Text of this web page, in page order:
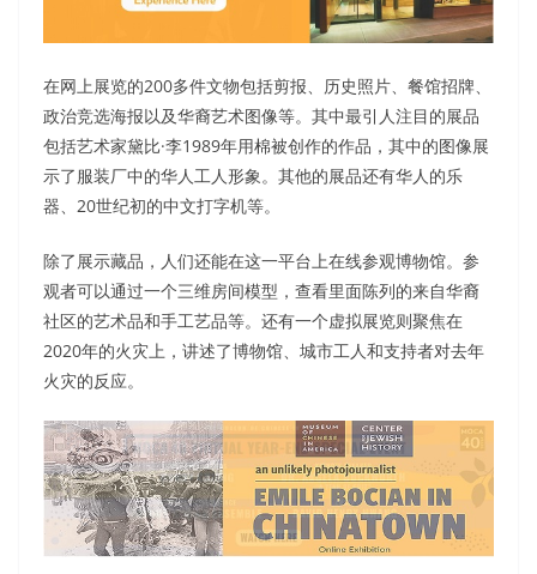
在网上展览的200多件文物包括剪报、历史照片、餐馆招牌、
政治竞选海报以及华裔艺术图像等。其中最引人注目的展品
包括艺术家黛比·李1989年用棉被创作的作品，其中的图像展
示了服装厂中的华人工人形象。其他的展品还有华人的乐
器、20世纪初的中文打字机等。
除了展示藏品，人们还能在这一平台上在线参观博物馆。参
观者可以通过一个三维房间模型，查看里面陈列的来自华裔
社区的艺术品和手工艺品等。还有一个虚拟展览则聚焦在
2020年的火灾上，讲述了博物馆、城市工人和支持者对去年
火灾的反应。